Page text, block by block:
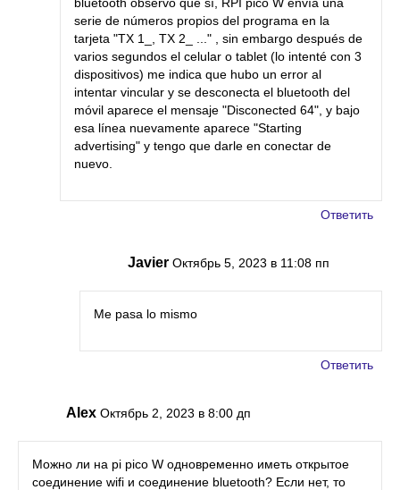
serie de números propios del programa en la
tarjeta "TX 1_, TX 2_ ..." , sin embargo después de
varios segundos el celular o tablet (lo intenté con 3
dispositivos) me indica que hubo un error al
intentar vincular y se desconecta el bluetooth del
móvil aparece el mensaje "Disconected 64", y bajo
esa línea nuevamente aparece "Starting
advertising" y tengo que darle en conectar de
nuevo.
Ответить
Javier Октябрь 5, 2023 в 11:08 пп
Me pasa lo mismo
Ответить
Alex Октябрь 2, 2023 в 8:00 дп
Можно ли на pi pico W одновременно иметь открытое
соединение wifi и соединение bluetooth? Если нет, то